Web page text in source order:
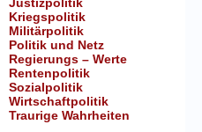
Kriegspolitik
Militärpolitik
Politik und Netz
Regierungs – Werte
Rentenpolitik
Sozialpolitik
Wirtschaftpolitik
Traurige Wahrheiten